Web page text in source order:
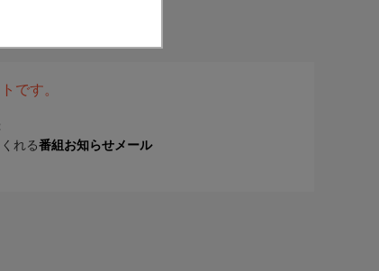
です。
れる番組お知らせメール